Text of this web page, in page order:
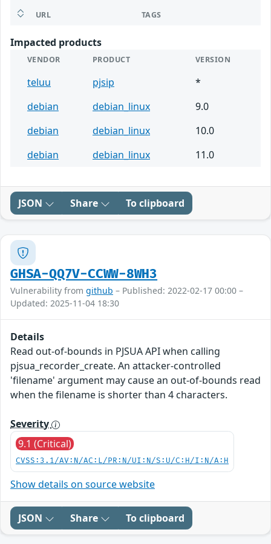
URL TAGS
Impacted products
VENDOR PRODUCT VERSION
teluu pjsip
*
debian
debian_linux
9.0
debian
debian_linux
10.0
debian
debian_linux 11.0
JSON Share To clipboard
GHSA-QQ7V-CCWW-8WH3
Vulnerability from github – Published: 2022-02-17 00:00 –
Updated: 2025-11-04 18:30
Details
Read out-of-bounds in PJSUA API when calling
pjsua_recorder_create. An attacker-controlled
'filename' argument may cause an out-of-bounds read
when the filename is shorter than 4 characters.
Severity
9.1 (Critical)
CVSS:3.1/AV:N/AC:L/PR:N/UI:N/S:U/C:H/I:N/A:H
Show details on source website
JSON Share To clipboard